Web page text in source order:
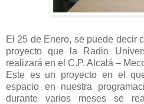
El 25 de Enero, se puede decir
proyecto que la Radio
realizará en el C.P. Alcalá –
Este es un proyecto en el
espacio en nuestra
durante varios meses se